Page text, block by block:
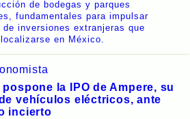
de bodegas y parques
fundamentales para impulsar
de inversiones extranjeras que
en México.
pospone la IPO de Ampere, su
vehículos eléctricos, ante
incierto